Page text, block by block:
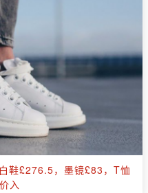
鞋£276.5，墨镜£83，T恤
入